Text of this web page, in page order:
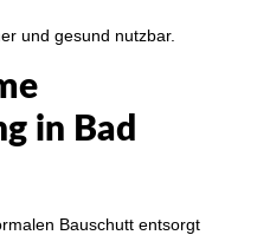
und gesund nutzbar.
in Bad
Bauschutt entsorgt